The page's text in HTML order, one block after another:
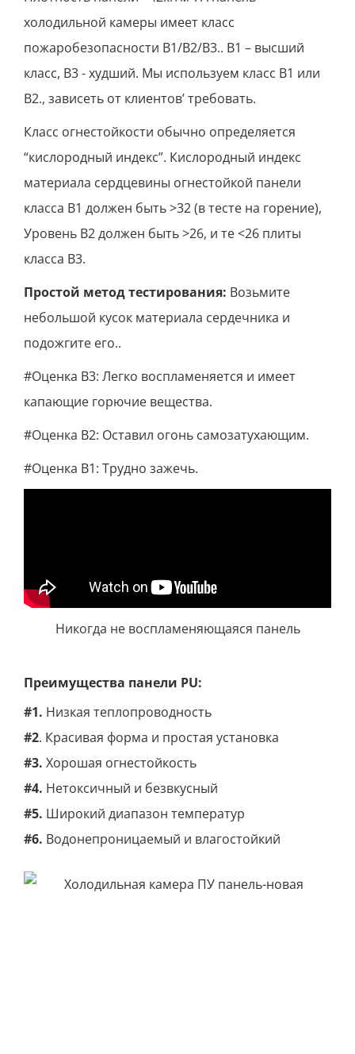
холодильной камеры имеет класс
пожаробезопасности B1/B2/B3.. B1 – высший
класс, B3 - худший. Мы используем класс B1 или
B2., зависеть от клиентов’ требовать.
Класс огнестойкости обычно определяется
“кислородный индекс”. Кислородный индекс
материала сердцевины огнестойкой панели
класса В1 должен быть >32 (в тесте на горение),
Уровень B2 должен быть >26, и те <26 плиты
класса B3.
Простой метод тестирования: Возьмите
небольшой кусок материала сердечника и
подожгите его..
#Оценка В3: Легко воспламеняется и имеет
капающие горючие вещества.
#Оценка В2: Оставил огонь самозатухающим.
#Оценка В1: Трудно зажечь.
Никогда не воспламеняющаяся панель
Преимущества панели PU:
#1. Низкая теплопроводность
#2. Красивая форма и простая установка
#3. Хорошая огнестойкость
#4. Нетоксичный и безвкусный
#5. Широкий диапазон температур
#6. Водонепроницаемый и влагостойкий